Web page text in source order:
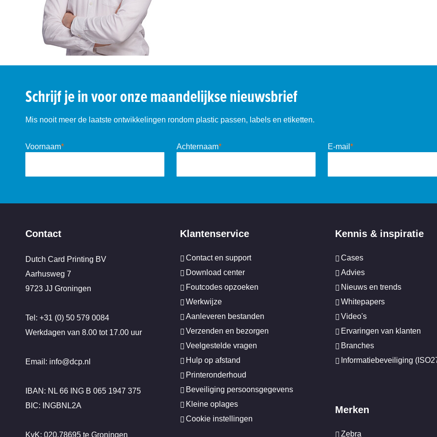
Schrijf je in voor onze maandelijkse nieuwsbrief
Mis nooit meer de laatste ontwikkelingen rondom plastic passen, labels en etiketten.
Voornaam* Achternaam* E-mail *
Contact
Dutch Card Printing BV
Aarhusweg 7
9723 JJ Groningen
Tel: +31 (0) 50 579 0084
Werkdagen van 8.00 tot 17.00 uur
Email: info@dcp.nl
IBAN: NL 66 ING B 065 1947 375
BIC: INGBNL2A
KvK: 020.78695 te Groningen
Klantenservice
Contact en support
Download center
Foutcodes opzoeken
Werkwijze
Aanleveren bestanden
Verzenden en bezorgen
Veelgestelde vragen
Hulp op afstand
Printeronderhoud
Beveiliging persoonsgegevens
Kleine oplages
Cookie instellingen
Kennis & inspiratie
Cases
Advies
Nieuws en trends
Whitepapers
Video's
Ervaringen van klanten
Branches
Informatiebeveiliging
Merken
Zebra